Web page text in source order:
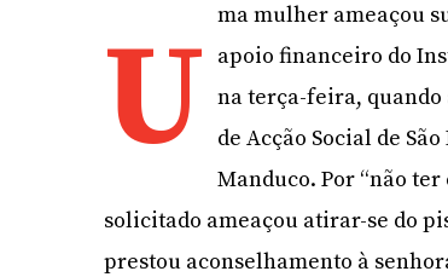
U ma mulher ameaçou
apoio financeiro do
na terça-feira, quando
de Acção Social de
Manduco. Por “não
solicitado ameaçou atirar-se do
prestou aconselhamento à